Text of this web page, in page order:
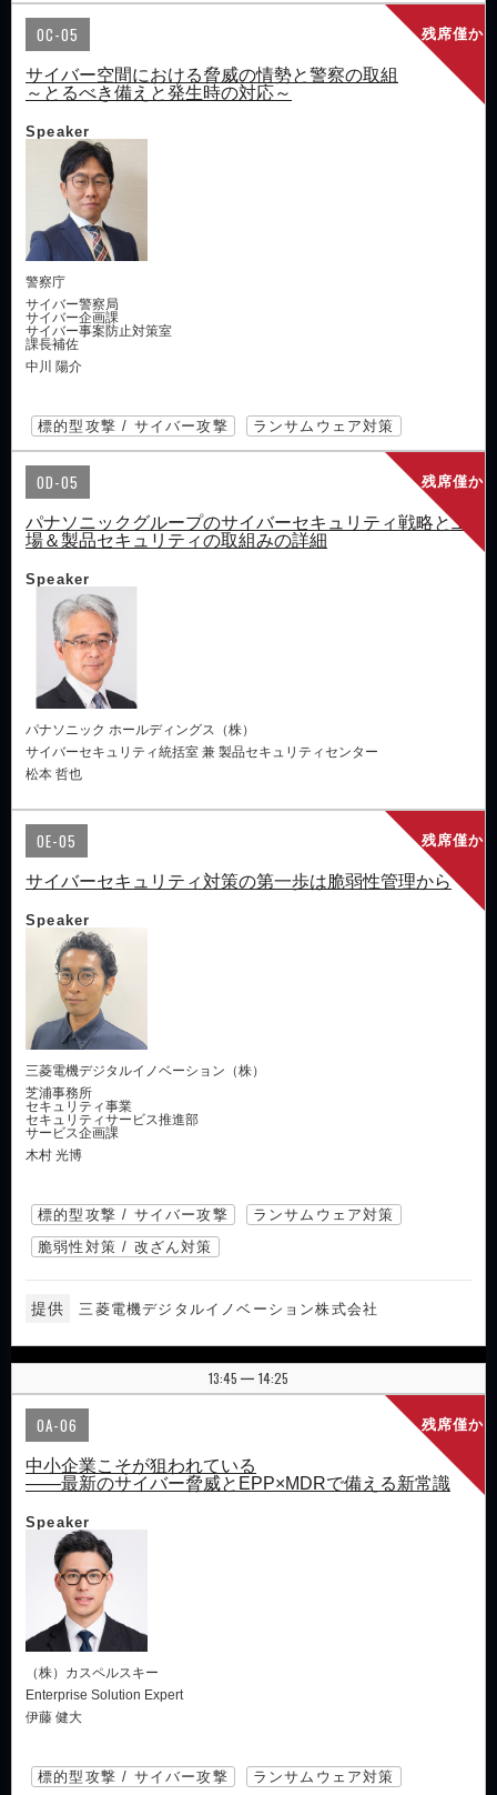
残席僅か
OC-05
サイバー空間における脅威の情勢と警察の取組
～とるべき備えと発生時の対応～
Speaker
警察庁
サイバー警察局
サイバー企画課
サイバー事案防止対策室
課長補佐
中川 陽介
標的型攻撃 / サイバー攻撃 ランサムウェア対策
残席僅か
OD-05
パナソニックグループのサイバーセキュリティ戦略と工
場＆製品セキュリティの取組みの詳細
Speaker
パナソニック ホールディングス（株）
サイバーセキュリティ統括室 兼 製品セキュリティセンター
松本 哲也
残席僅か
OE-05
サイバーセキュリティ対策の第一歩は脆弱性管理から
Speaker
三菱電機デジタルイノベーション（株）
芝浦事務所
セキュリティ事業
セキュリティサービス推進部
サービス企画課
木村 光博
標的型攻撃 / サイバー攻撃
ランサムウェア対策
脆弱性対策 / 改ざん対策
提供 三菱電機デジタルイノベーション株式会社
13:45 | 14:25
残席僅か
OA-06
中小企業こそが狙われている
——最新のサイバー脅威とEPP×MDRで備える新常識
Speaker
（株）カスペルスキー
Enterprise Solution Expert
伊藤 健大
標的型攻撃 / サイバー攻撃
ランサムウェア対策